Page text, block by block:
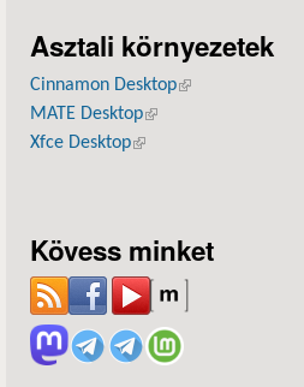
Asztali környezetek
Cinnamon Desktop(külső hivatkozás)
MATE Desktop(külső hivatkozás)
Xfce Desktop(külső hivatkozás)
Kövess minket